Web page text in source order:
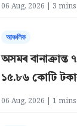
06 Aug, 2026 | 3
আঞ্চলিক
অসমৰ বানাক্ৰান্ত
১৫.৮৬ কোটি
06 Aug, 2026 | 1